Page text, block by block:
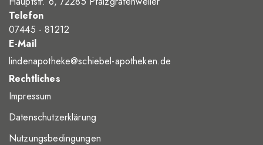
Telefon
07445 - 81212
E-Mail
lindenapotheke@schiebel-apotheken.de
Rechtliches
Impressum
Datenschutzerklärung
Nutzungsbedingungen